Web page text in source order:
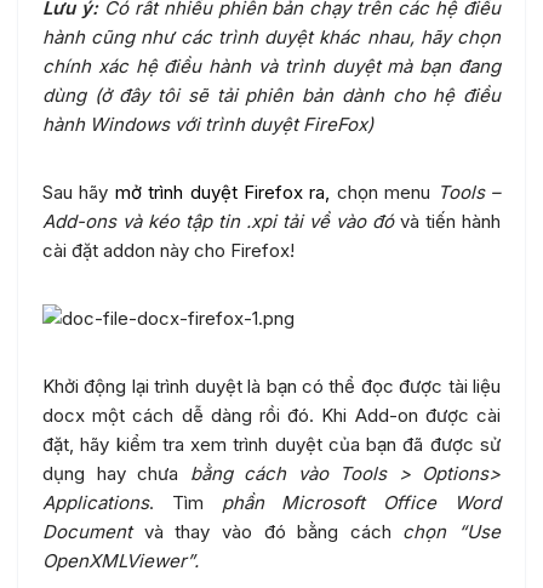
Lưu ý: Có rất nhiều phiên bản chạy trên các hệ điều
hành cũng như các trình duyệt khác nhau, hãy chọn
chính xác hệ điều hành và trình duyệt mà bạn đang
dùng (ở đây tôi sẽ tải phiên bản dành cho hệ điều
hành Windows với trình duyệt FireFox)
Sau hãy mở trình duyệt Firefox ra, chọn menu Tools –
Add-ons và kéo tập tin .xpi tải về vào đóvà tiến hành
cài đặt addon này cho Firefox!
Khởi động lại trình duyệt là bạn có thể đọc được tài liệu
docx một cách dễ dàng rồi đó. Khi Add-on được cài
đặt, hãy kiểm tra xem trình duyệt của bạn đã được sử
dụng hay chưa bằng cách vào Tools > Options>
Applications. Tìm phần Microsoft Office Word
Documentvà thay vào đó bằng cách chọn “Use
OpenXMLViewer”.